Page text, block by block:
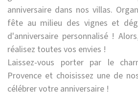
anniversaire dans nos villas.
fête au milieu des vignes et
d'anniversaire personnalisé !
réalisez toutes vos envies !
Laissez-vous porter par le
Provence et choisissez une de
célébrer votre anniversaire !